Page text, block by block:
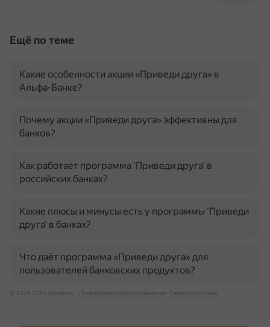
Ещё по теме
Какие особенности акции «Приведи друга» в
Альфа-Банке?
Почему акции «Приведи друга» эффективны для
банков?
Как работает программа 'Приведи друга' в
российских банках?
Какие плюсы и минусы есть у программы 'Приведи
друга' в банках?
Что даёт программа «Приведи друга» для
пользователей банковских продуктов?
© 2026 ООО «Яндекс» Пользовательское соглашение Связаться с нами